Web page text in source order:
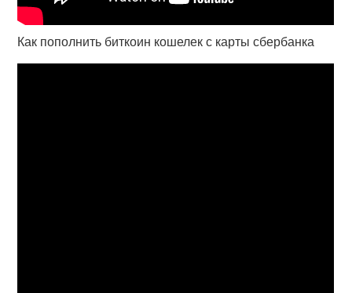
Как пополнить биткоин кошелек с карты сбербанка